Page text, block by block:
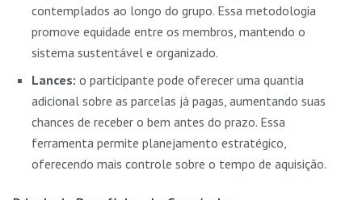
contemplados ao longo do grupo. Essa metodologia
promove equidade entre os membros, mantendo o
sistema sustentável e organizado.
Lances: o participante pode oferecer uma quantia
adicional sobre as parcelas já pagas, aumentando suas
chances de receber o bem antes do prazo. Essa
ferramenta permite planejamento estratégico,
oferecendo mais controle sobre o tempo de aquisição.